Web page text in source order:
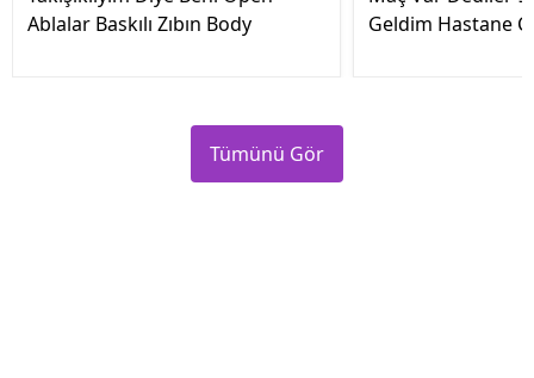
Ablalar Baskılı Zıbın Body
Geldim Hastane
Tümünü Gör